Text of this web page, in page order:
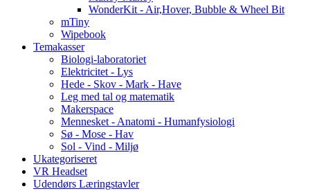
WonderKit - Air,Hover, Bubble & Wheel Bit
mTiny
Wipebook
Temakasser
Biologi-laboratoriet
Elektricitet - Lys
Hede - Skov - Mark - Have
Leg med tal og matematik
Makerspace
Mennesket - Anatomi - Humanfysiologi
Sø - Mose - Hav
Sol - Vind - Miljø
Ukategoriseret
VR Headset
Udendørs Læringstavler